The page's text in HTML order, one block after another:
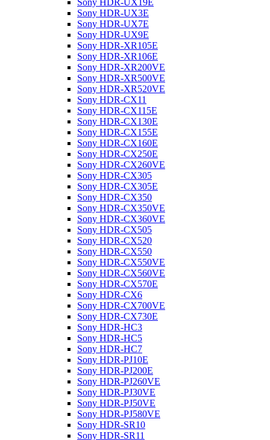
Sony HDR-UX19E
Sony HDR-UX3E
Sony HDR-UX7E
Sony HDR-UX9E
Sony HDR-XR105E
Sony HDR-XR106E
Sony HDR-XR200VE
Sony HDR-XR500VE
Sony HDR-XR520VE
Sony HDR-CX11
Sony HDR-CX115E
Sony HDR-CX130E
Sony HDR-CX155E
Sony HDR-CX160E
Sony HDR-CX250E
Sony HDR-CX260VE
Sony HDR-CX305
Sony HDR-CX305E
Sony HDR-CX350
Sony HDR-CX350VE
Sony HDR-CX360VE
Sony HDR-CX505
Sony HDR-CX520
Sony HDR-CX550
Sony HDR-CX550VE
Sony HDR-CX560VE
Sony HDR-CX570E
Sony HDR-CX6
Sony HDR-CX700VE
Sony HDR-CX730E
Sony HDR-HC3
Sony HDR-HC5
Sony HDR-HC7
Sony HDR-PJ10E
Sony HDR-PJ200E
Sony HDR-PJ260VE
Sony HDR-PJ30VE
Sony HDR-PJ50VE
Sony HDR-PJ580VE
Sony HDR-SR10
Sony HDR-SR11